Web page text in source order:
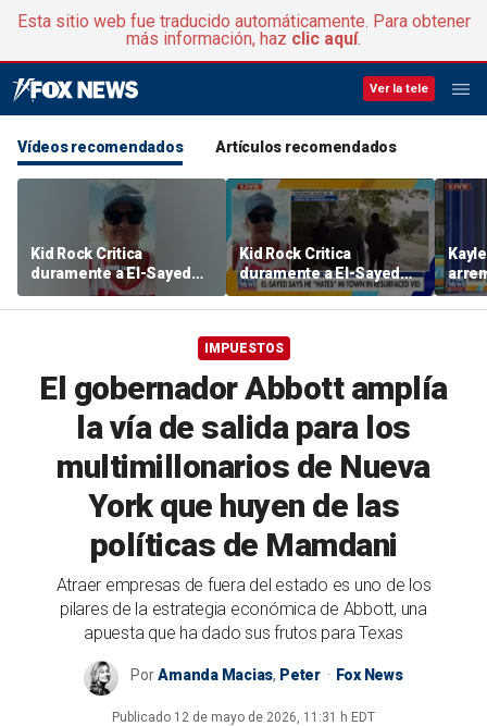
Esta sitio web fue traducido automáticamente. Para obtener
más información, haz clic aquí.
Ver la tele
Vídeos recomendados Artículos recomendados
Kid Rock Critica
duramente a El-Sayed
por sus comentarios
«idiotas» sobre la isla de
Kid Rock Critica
duramente a El-Sayed
por sus comentarios
«idiotas» sobre la isla de
IMPUESTOS
El gobernador Abbott amplía
la vía de salida para los
multimillonarios de Nueva
York que huyen de las
políticas de Mamdani
Atraer empresas de fuera del estado es uno de los
pilares de la estrategia económica de Abbott, una
apuesta que ha dado sus frutos para Texas
PorAmanda Macias, Peter Fox News
Publicado 12 de mayo de 2026, 11:31 h EDT